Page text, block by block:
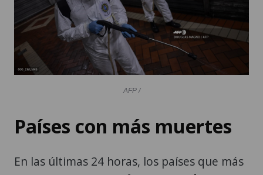
AFP /
Países con más muertes
En las últimas 24 horas, los países que más